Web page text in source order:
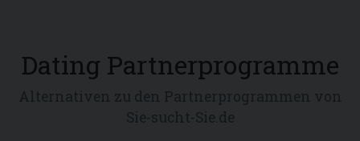
Dating Partnerprogramme